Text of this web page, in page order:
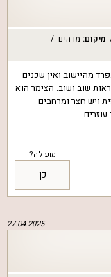
מיקום: מדהים
מהיישוב ואין שכנים
שוב ושוב. הצימר הוא
ויש חצר ומרחבים
מועילה?
כן
27.04.2025